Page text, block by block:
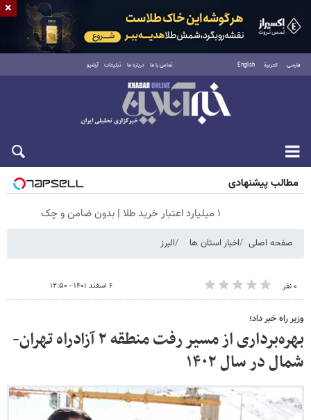
فارسی العربية English تماس با ما درباره ما تبلیغات آرشیو
شنبه ۱۷ مرداد ۱۴۰۵
مطالب پیشنهادی
۱ میلیارد اعتبار خرید طلا | بدون ضامن و چک
صفحه اصلی اخبار استان ها البرز
۰ نفر ۶ اسفند ۱۴۰۱ - ۱۲:۵۰
وزیر راه خبر داد؛
بهره‌برداری از مسیر رفت منطقه ۲ آزادراه تهران-
شمال در سال ۱۴۰۲
×